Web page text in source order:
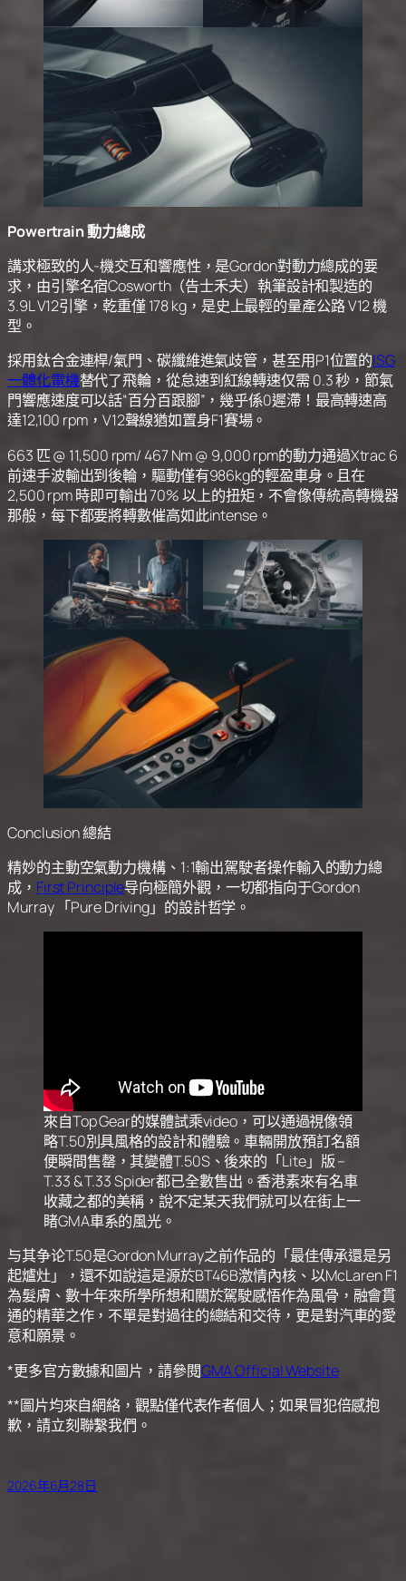
Powertrain 動力總成
講求極致的人-機交互和響應性，是Gordon對動力總成的要
求，由引擎名宿Cosworth（告士禾夫）執筆設計和製造的
3.9L V12引擎，乾重僅 178 kg，是史上最輕的量產公路 V12 機
型。
採用鈦合金連桿/氣門、碳纖維進氣歧管，甚至用P1位置的ISG
一體化電機替代了飛輪，從怠速到紅線轉速仅需 0.3 秒，節氣
門響應速度可以話“百分百跟腳”，幾乎係0遲滯！最高轉速高
達12,100 rpm，V12聲線猶如置身F1賽場。
663 匹 @ 11,500 rpm/ 467 Nm @ 9,000 rpm的動力通過Xtrac 6
前速手波輸出到後輪，驅動僅有986kg的輕盈車身。且在
2,500 rpm 時即可輸出 70% 以上的扭矩，不會像傳統高轉機器
那般，每下都要將轉數催高如此intense。
Conclusion 總結
精妙的主動空氣動力機構、1:1輸出駕駛者操作輸入的動力總
成， First Principle导向極簡外觀，一切都指向于Gordon
Murray 「Pure Driving」的設計哲学。
來自Top Gear的媒體試乘video，可以通過視像領
略T.50別具風格的設計和體驗。車輛開放預訂名額
便瞬間售罄，其變體T.50S、後來的「Lite」版 –
T.33 & T.33 Spider都已全數售出。香港素來有名車
收藏之都的美稱，說不定某天我們就可以在街上一
睹GMA車系的風光。
与其争论T.50是Gordon Murray之前作品的「最佳傳承還是另
起爐灶」，還不如說這是源於BT46B激情內核、以McLaren F1
為髮膚、數十年來所學所想和關於駕駛感悟作為風骨，融會貫
通的精華之作，不單是對過往的總結和交待，更是對汽車的愛
意和願景。
*更多官方數據和圖片，請參閱GMA Official Website
**圖片均來自網絡，觀點僅代表作者個人；如果冒犯倍感抱
歉，請立刻聯繫我們。
2026年6月28日